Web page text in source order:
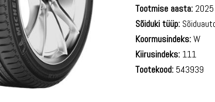
Tootmise aasta: 2025
Sõiduki tüüp:
Koormusindeks:W
Kiirusindeks: 111
Tootekood: 543939